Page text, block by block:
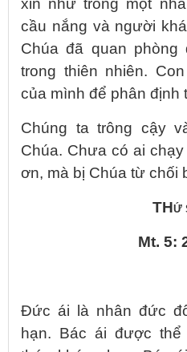
xin như trong một
cầu nắng và người
Chúa đã quan
trong thiên nhiên.
của mình để phân định
Chúng ta trông cậy
Chúa. Chưa có ai
ơn, mà bị Chúa từ chối
THỨ
Mt. 5:
Đức ái là nhân đức
hạn. Bác ái được